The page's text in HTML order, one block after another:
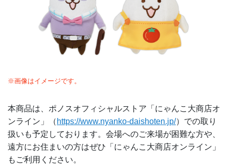
※画像はイメージです。
本商品は、ポノスオフィシャルストア「にゃんこ大商店オ
ンライン」（ https://www.nyanko-daishoten.jp/）での取り
扱いも予定しております。会場へのご来場が困難な方や、
遠方にお住まいの方はぜひ「にゃんこ大商店オンライン」
もご利用ください。